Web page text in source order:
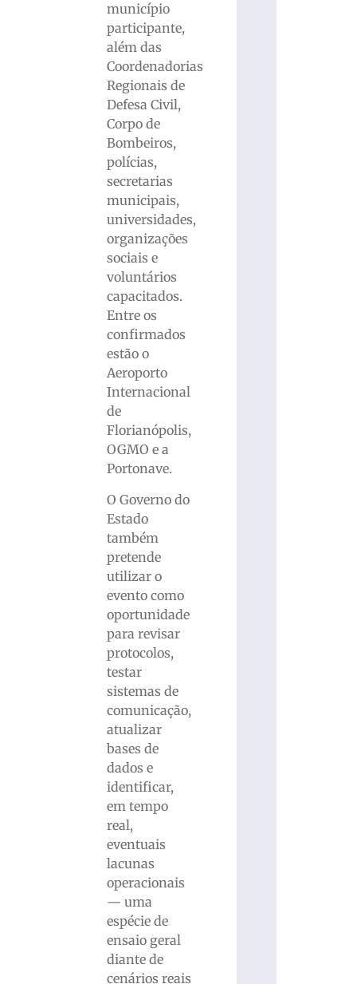
município
participante,
além das
Coordenadorias
Regionais de
Defesa Civil,
Corpo de
Bombeiros,
polícias,
secretarias
municipais,
universidades,
organizações
sociais e
voluntários
capacitados.
Entre os
confirmados
estão o
Aeroporto
Internacional
de
Florianópolis,
OGMO e a
Portonave.
O Governo do
Estado
também
pretende
utilizar o
evento como
oportunidade
para revisar
protocolos,
testar
sistemas de
comunicação,
atualizar
bases de
dados e
identificar,
em tempo
real,
eventuais
lacunas
operacionais
— uma
espécie de
ensaio geral
diante de
cenários reais